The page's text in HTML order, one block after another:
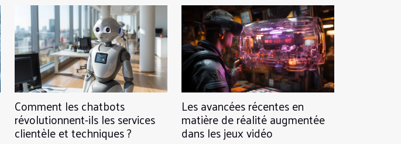
Comment les chatbots
révolutionnent-ils les services
clientèle et techniques ?
Les avancées récentes en
matière de réalité augmentée
dans les jeux vidéo